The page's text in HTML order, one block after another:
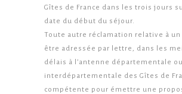
Gîtes de France dans les trois jours
date du début du séjour.
Toute autre réclamation relative à
être adressée par lettre, dans les
délais à l’antenne départementale ou
interdépartementale des Gîtes de
compétente pour émettre une